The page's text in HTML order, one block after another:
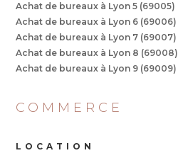
Achat de bureaux à Lyon 5 (69005)
Achat de bureaux à Lyon 6 (69006)
Achat de bureaux à Lyon 7 (69007)
Achat de bureaux à Lyon 8 (69008)
Achat de bureaux à Lyon 9 (69009)
COMMERCE
LOCATION